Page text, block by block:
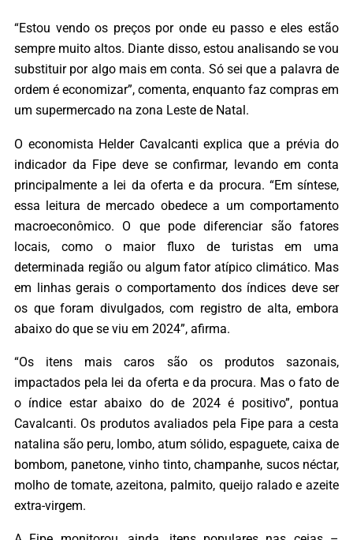
“Estou vendo os preços por onde eu passo e eles estão
sempre muito altos. Diante disso, estou analisando se vou
substituir por algo mais em conta. Só sei que a palavra de
ordem é economizar”, comenta, enquanto faz compras em
um supermercado na zona Leste de Natal.
O economista Helder Cavalcanti explica que a prévia do
indicador da Fipe deve se confirmar, levando em conta
principalmente a lei da oferta e da procura. “Em síntese,
essa leitura de mercado obedece a um comportamento
macroeconômico. O que pode diferenciar são fatores
locais, como o maior fluxo de turistas em uma
determinada região ou algum fator atípico climático. Mas
em linhas gerais o comportamento dos índices deve ser
os que foram divulgados, com registro de alta, embora
abaixo do que se viu em 2024”, afirma.
“Os itens mais caros são os produtos sazonais,
impactados pela lei da oferta e da procura. Mas o fato de
o índice estar abaixo do de 2024 é positivo”, pontua
Cavalcanti. Os produtos avaliados pela Fipe para a cesta
natalina são peru, lombo, atum sólido, espaguete, caixa de
bombom, panetone, vinho tinto, champanhe, sucos néctar,
molho de tomate, azeitona, palmito, queijo ralado e azeite
extra-virgem.